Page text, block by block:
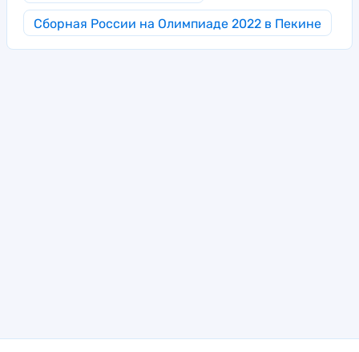
Сборная России на Олимпиаде 2022 в Пекине